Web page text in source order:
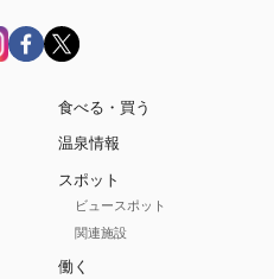
食べる・買う
温泉情報
スポット
ビュースポット
関連施設
働く